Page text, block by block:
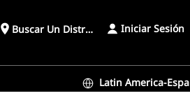
place Buscar Un Distribuidor Iniciar Sesión
Latin America-